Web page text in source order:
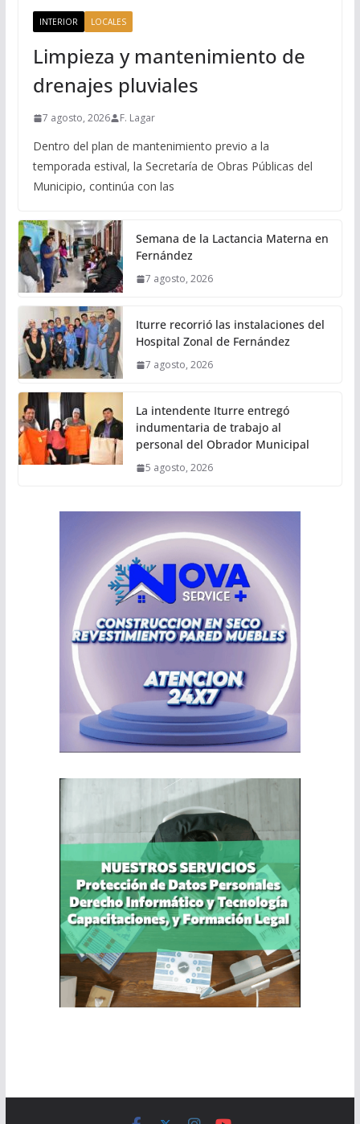
INTERIOR LOCALES
Limpieza y mantenimiento de
drenajes pluviales
7 agosto, 2026 F. Lagar
Dentro del plan de mantenimiento previo a la
temporada estival, la Secretaría de Obras Públicas del
Municipio, continúa con las
Semana de la Lactancia Materna en
Fernández
7 agosto, 2026
Iturre recorrió las instalaciones del
Hospital Zonal de Fernández
7 agosto, 2026
La intendente Iturre entregó
indumentaria de trabajo al
personal del Obrador Municipal
5 agosto, 2026